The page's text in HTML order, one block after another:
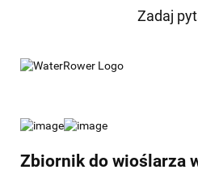
Zadaj
Zbiornik do wioślarza